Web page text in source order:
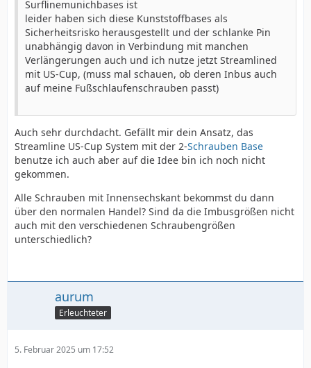
Surflinemunichbases ist
leider haben sich diese Kunststoffbases als
Sicherheitsrisko herausgestellt und der schlanke Pin
unabhängig davon in Verbindung mit manchen
Verlängerungen auch und ich nutze jetzt Streamlined
mit US-Cup, (muss mal schauen, ob deren Inbus auch
auf meine Fußschlaufenschrauben passt)
Auch sehr durchdacht. Gefällt mir dein Ansatz, das
Streamline US-Cup System mit der 2-Schrauben Base
benutze ich auch aber auf die Idee bin ich noch nicht
gekommen.
Alle Schrauben mit Innensechskant bekommst du dann
über den normalen Handel? Sind da die Imbusgrößen nicht
auch mit den verschiedenen Schraubengrößen
unterschiedlich?
aurum
Erleuchteter
5. Februar 2025 um 17:52